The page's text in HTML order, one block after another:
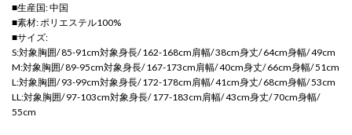
■生産国: 中国
■素材: ポリエステル100%
■サイズ:
S:対象胸囲/ 85-91cm対象身長/ 162-168cm肩幅/ 38cm身丈/ 64cm身幅/ 49cm
M:対象胸囲/ 89-95cm対象身長/ 167-173cm肩幅/ 40cm身丈/ 66cm身幅/ 51cm
L:対象胸囲/ 93-99cm対象身長/ 172-178cm肩幅/ 41cm身丈/ 68cm身幅/ 53cm
LL:対象胸囲/ 97-103cm対象身長/ 177-183cm肩幅/ 43cm身丈/ 70cm身幅/
55cm